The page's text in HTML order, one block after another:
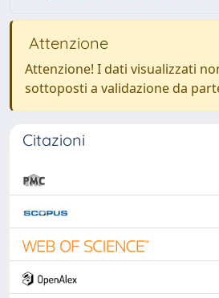
Attenzione
Attenzione! I dati visualizzati
sottoposti a validazione da
Citazioni